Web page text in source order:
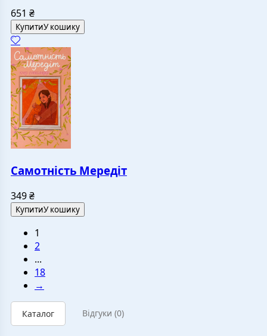
651 ₴
КупитиУ кошику
Самотність Мередіт
349₴
КупитиУ кошику
1
2
...
18
→
Каталог Відгуки (0)